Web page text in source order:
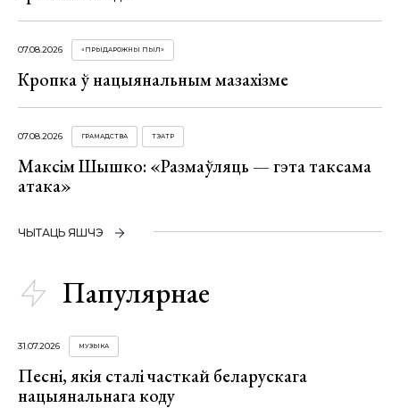
07.08.2026 «ПРЫДАРОЖНЫ ПЫЛ»
Кропка ў нацыянальным мазахізме
07.08.2026 ГРАМАДСТВА ТЭАТР
Максім Шышко: «Размаўляць — гэта таксама
атака»
ЧЫТАЦЬ ЯШЧЭ
Папулярнае
31.07.2026 МУЗЫКА
Песні, якія сталі часткай беларускага
нацыянальнага коду